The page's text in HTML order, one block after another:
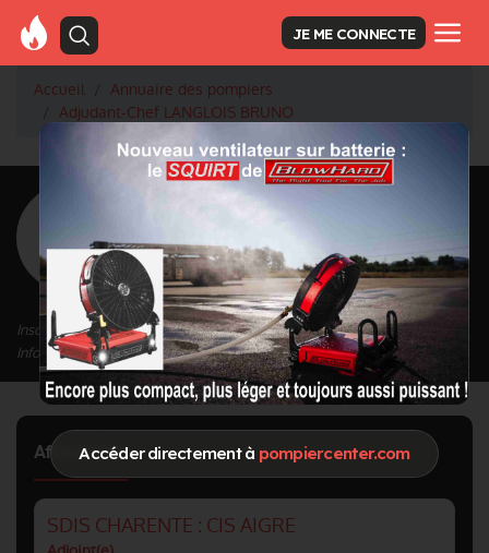
Accéder directement à pompiercenter.com
JE ME CONNECTE
Accueil
Annuaire des pompiers
Adjudant-Chef LANGLOIS BRUNO
Retour à la liste des pompiers
LANGLOIS
BRUNO
Grade : Adjudant-Chef
Inscrit depuis le 16/04/2024 à 11:38
Informations mises à jour le 16/04/2024 à 11:38
Affectation
SDIS CHARENTE : CIS AIGRE